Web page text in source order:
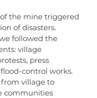
the mine triggered
of disasters.
followed the
village
press
control works.
village to
communities